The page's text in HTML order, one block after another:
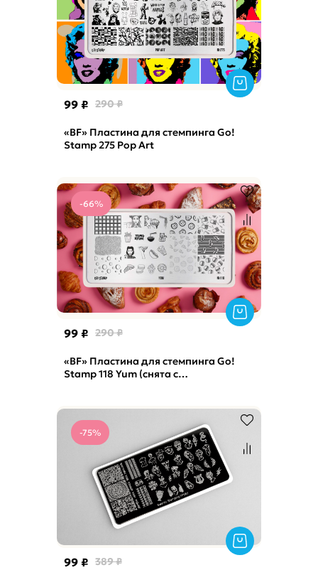
99 ₽ 290 ₽
«BF» Пластина для стемпинга Go!
Stamp 275 Pop Art
-66%
99 ₽ 290 ₽
«BF» Пластина для стемпинга Go!
Stamp 118 Yum (снята с
-75%
99 ₽ 389 ₽